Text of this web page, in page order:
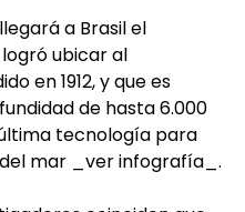
a Brasil el
ubicar al
en 1912, y que es
de hasta 6.000
tecnología para
mar _ver infografía_.